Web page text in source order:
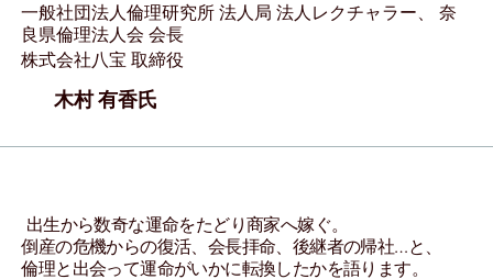
一般社団法人倫理研究所 法人局 法人レクチャラー、 奈
良県倫理法人会 会長
株式会社八宝 取締役
木村 有香氏
出生から数奇な運命をたどり商家へ嫁ぐ。
倒産の危機からの復活、会長拝命、後継者の帰社…と、
倫理と出会って運命がいかに転換したかを語ります。